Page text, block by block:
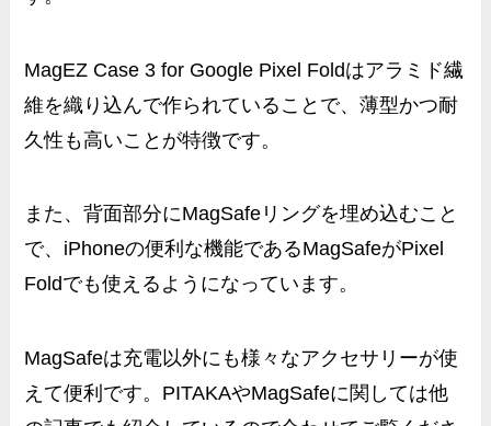
MagEZ Case 3 for Google Pixel Foldはアラミド繊
維を織り込んで作られていることで、薄型かつ耐
久性も高いことが特徴です。
また、背面部分にMagSafeリングを埋め込むこと
で、iPhoneの便利な機能であるMagSafeがPixel
Foldでも使えるようになっています。
MagSafeは充電以外にも様々なアクセサリーが使
えて便利です。PITAKAやMagSafeに関しては他